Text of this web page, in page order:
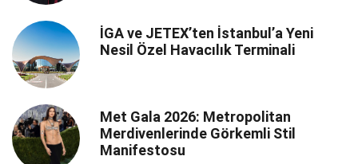
İGA ve JETEX’ten İstanbul’a Yeni
Nesil Özel Havacılık Terminali
Met Gala 2026: Metropolitan
Merdivenlerinde Görkemli Stil
Manifestosu